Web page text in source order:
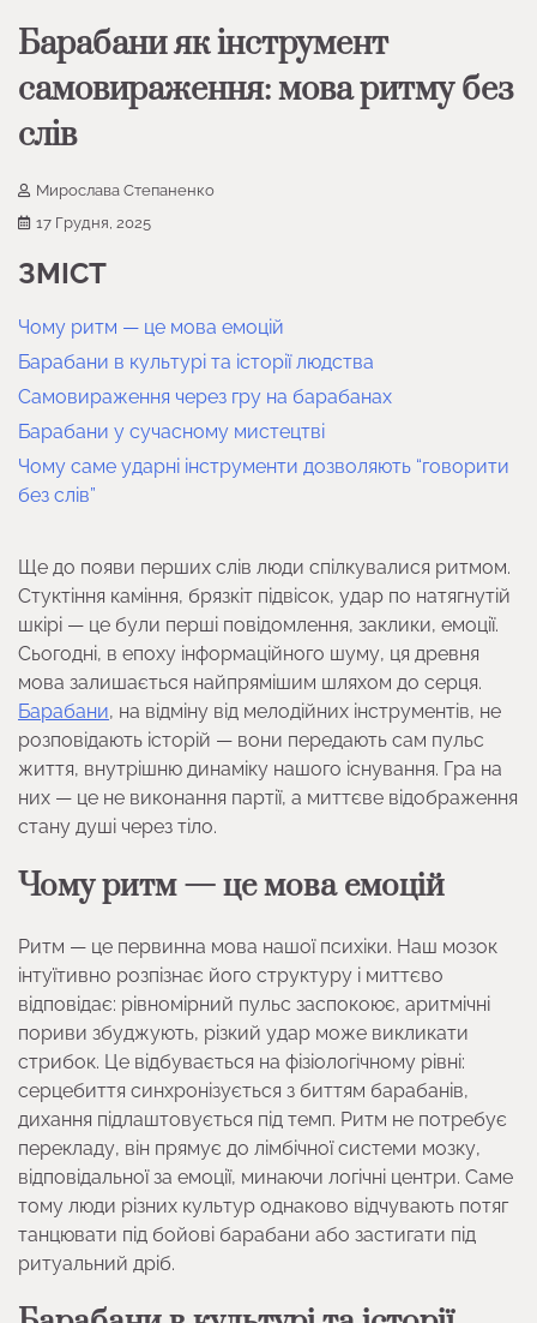
Барабани як інструмент
самовираження: мова ритму без
слів
Мирослава Степаненко
17 Грудня, 2025
ЗМІСТ
Чому ритм — це мова емоцій
Барабани в культурі та історії людства
Самовираження через гру на барабанах
Барабани у сучасному мистецтві
Чому саме ударні інструменти дозволяють “говорити
без слів”
Ще до появи перших слів люди спілкувалися ритмом.
Стуктіння каміння, брязкіт підвісок, удар по натягнутій
шкірі — це були перші повідомлення, заклики, емоції.
Сьогодні, в епоху інформаційного шуму, ця древня
мова залишається найпрямішим шляхом до серця.
Барабани, на відміну від мелодійних інструментів, не
розповідають історій — вони передають сам пульс
життя, внутрішню динаміку нашого існування. Гра на
них — це не виконання партії, а миттєве відображення
стану душі через тіло.
Чому ритм — це мова емоцій
Ритм — це первинна мова нашої психіки. Наш мозок
інтуїтивно розпізнає його структуру і миттєво
відповідає: рівномірний пульс заспокоює, аритмічні
пориви збуджують, різкий удар може викликати
стрибок. Це відбувається на фізіологічному рівні:
серцебиття синхронізується з биттям барабанів,
дихання підлаштовується під темп. Ритм не потребує
перекладу, він прямує до лімбічної системи мозку,
відповідальної за емоції, минаючи логічні центри. Саме
тому люди різних культур однаково відчувають потяг
танцювати під бойові барабани або застигати під
ритуальний дріб.